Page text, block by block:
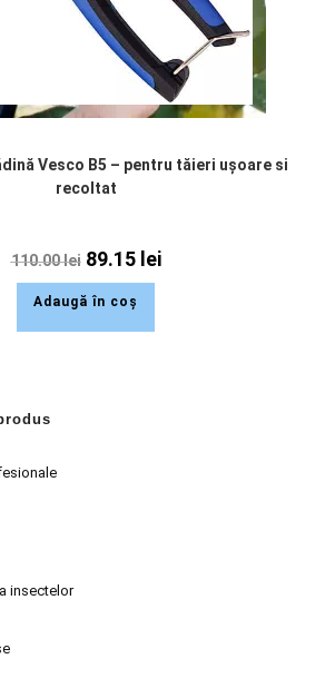
Vesco B5 – pentru tăieri ușoare si
recoltat
110.00lei 89.15 lei
Adaugă în coș
insectelor